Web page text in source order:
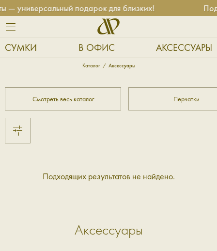
— универсальный подарок для близких!
СУМКИ В ОФИС АКСЕССУАРЫ
Каталог Аксессуары
Смотреть весь каталог Перчатки
Подходящих результатов не найдено.
Аксессуары